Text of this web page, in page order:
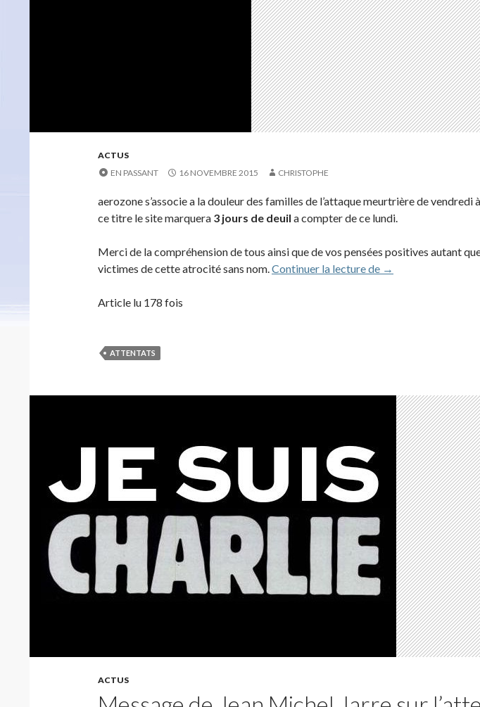
ACTUS
EN PASSANT
16 NOVEMBRE 2015 CHRISTOPHE
aerozone s’associe a la douleur des familles de l’attaque meurtrière de vendredi
ce titre le site marquera 3 jours de deuil a compter de ce lundi.
Merci de la compréhension de tous ainsi que de vos pensées positives autant
victimes de cette atrocité sans nom.Continuer la lecture de Aerozone solidaire
→
Article lu 178 fois
ATTENTATS
ACTUS